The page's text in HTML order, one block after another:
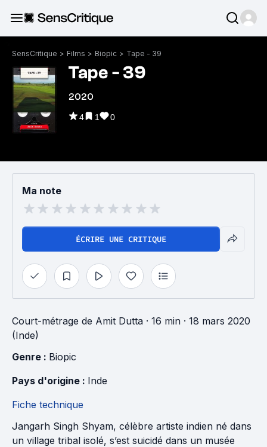
SensCritique > Films > Biopic > Tape - 39
Tape - 39
2020
4 1 0
Ma note
ÉCRIRE UNE CRITIQUE
Court-métrage de Amit Dutta · 16 min · 18 mars 2020
(Inde)
Genre : Biopic
Pays d'origine : Inde
Fiche technique
Jangarh Singh Shyam, célèbre artiste indien né dans
un village tribal isolé, s’est suicidé dans un musée